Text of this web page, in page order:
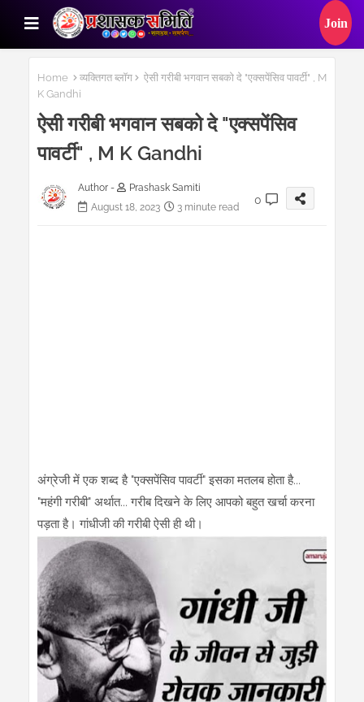
Home व्यक्तिगत ब्लॉग
ऐसी गरीबी भगवान सबको दे "एक्सपेंसिव पावर्टी" , M
K Gandhi
ऐसी गरीबी भगवान सबको दे "एक्सपेंसिव
पावर्टी" , M K Gandhi
Author -
Prashask Samiti
August 18, 2023
3 minute read
0
अंग्रेजी में एक शब्द है "एक्सपेंसिव पावर्टी" इसका मतलब होता है...
"महंगी गरीबी" अर्थात... गरीब दिखने के लिए आपको बहुत खर्चा करना
पड़ता है। गांधीजी की गरीबी ऐसी ही थी।